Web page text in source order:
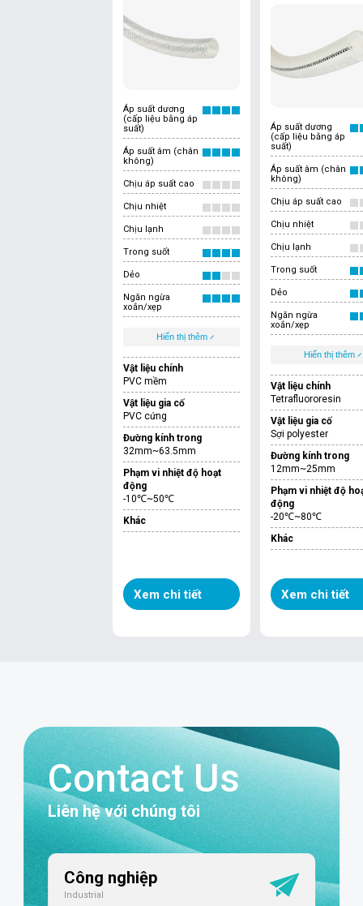
Contact Us
Liên hệ với chúng tôi
Công nghiệp
Industrial